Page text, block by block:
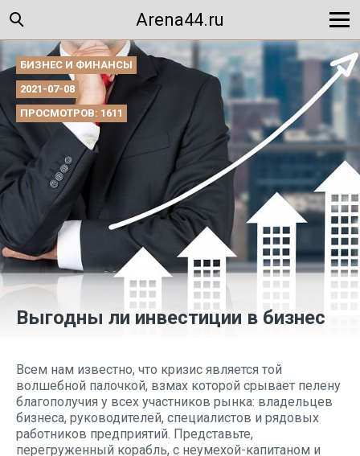
Arena44.ru
БИЗНЕС И ФИНАНСЫ
2021-07-08
ПРОСМОТРОВ: 1611
Выгодны ли инвестиции в бизнес
Всем нам известно, что кризис является той
волшебной палочкой, взмах которой срывает пелену
благополучия у всех участников рынка: владельцев
бизнеса, руководителей, специалистов и рядовых
работников предприятий. Представьте,
перегруженный корабль, с неумехой-капитаном и